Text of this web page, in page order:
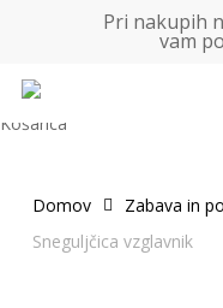
main
Pri nakupih
vam
Košarica
Domov Zabava in
Sneguljčica vzglavnik